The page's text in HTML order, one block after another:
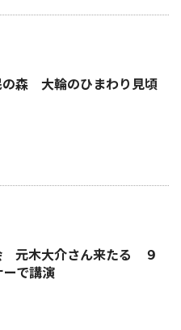
の森 大輪のひまわり見頃
元木大介さん来たる ９
で講演